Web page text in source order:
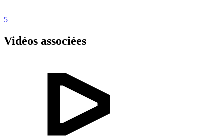
5
Vidéos associées